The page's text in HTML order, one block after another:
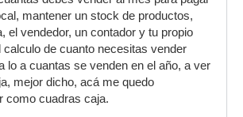
mantener un stock de productos,
el vendedor, un contador y tu propio
calculo de cuanto necesitas vender
lo a cuantas se venden en el año, a ver
mejor dicho, acá me quedo
como cuadras caja.